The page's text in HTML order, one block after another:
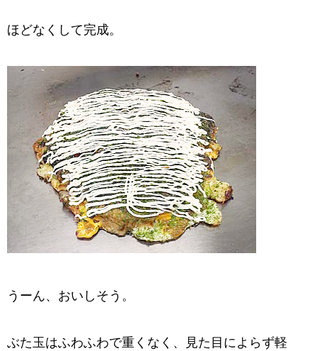
ほどなくして完成。
うーん、おいしそう。
ぶた玉はふわふわで重くなく、見た目によらず軽